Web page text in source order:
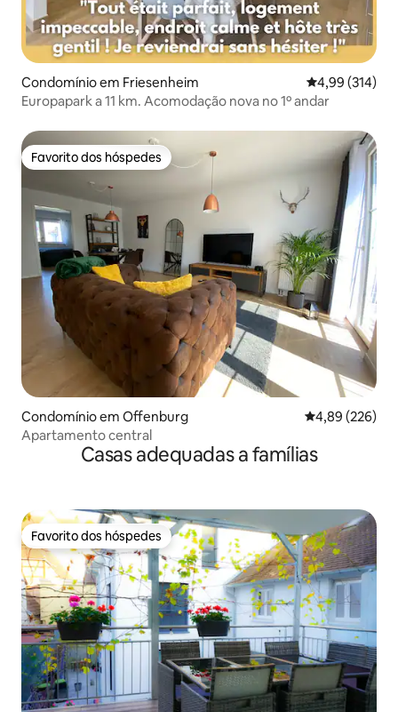
Condomínio em Friesenheim Classificação
4,99 (314)
Europapark a 11 km. Acomodação nova no 1º andar
Favorito dos hóspedes
Favorito dos hóspedes
Condomínio em Offenburg Classificação
4,89 (226)
Apartamento central
Casas adequadas a famílias
Favorito dos hóspedes
Favorito dos hóspedes